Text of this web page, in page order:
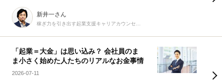
新井一さん
「起業＝大金」は思い込み？ 会社員のま
ま小さく始めた人たちのリアルなお金事情
2026-07-11